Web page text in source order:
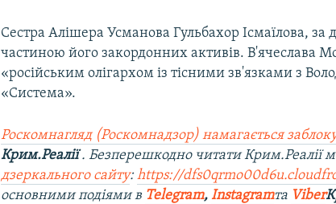
Сестра Алішера Усманова Гульбахор Ісмаїлова,
частиною його закордонних активів. В'ячеслава
«російським олігархом із тісними зв'язками з
«Система».
Роскомнагляд (Роскомнадзор) намагається
Крим.Реалії. Безперешкодно читати Крим.Реалії
дзеркального сайту:https://
основними подіями в Telegram,Instagramта Viber